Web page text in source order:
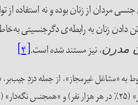
مردان از زنان بوده و نه استفاده
دادن زنان به رابطه‌ی دگرجنسیتی
مدرن، نیز مستند شده است.[۴]
در سال ۱۳۰۱ شمسی (۱۹۲۲) در بخش مربوط به «مشاغل